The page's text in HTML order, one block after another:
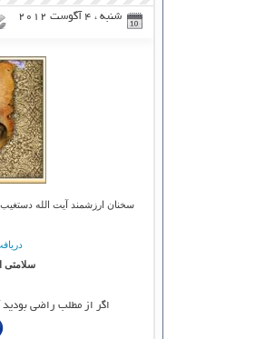
شنبه ، 4 آگوست 2012
سخنان ارزشمند آیت الله
سلامتی
اگر از مطلب راضی بودید